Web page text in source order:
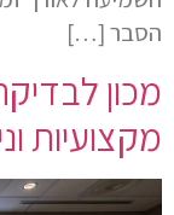
הסבר […]
מכון
מקצועיות